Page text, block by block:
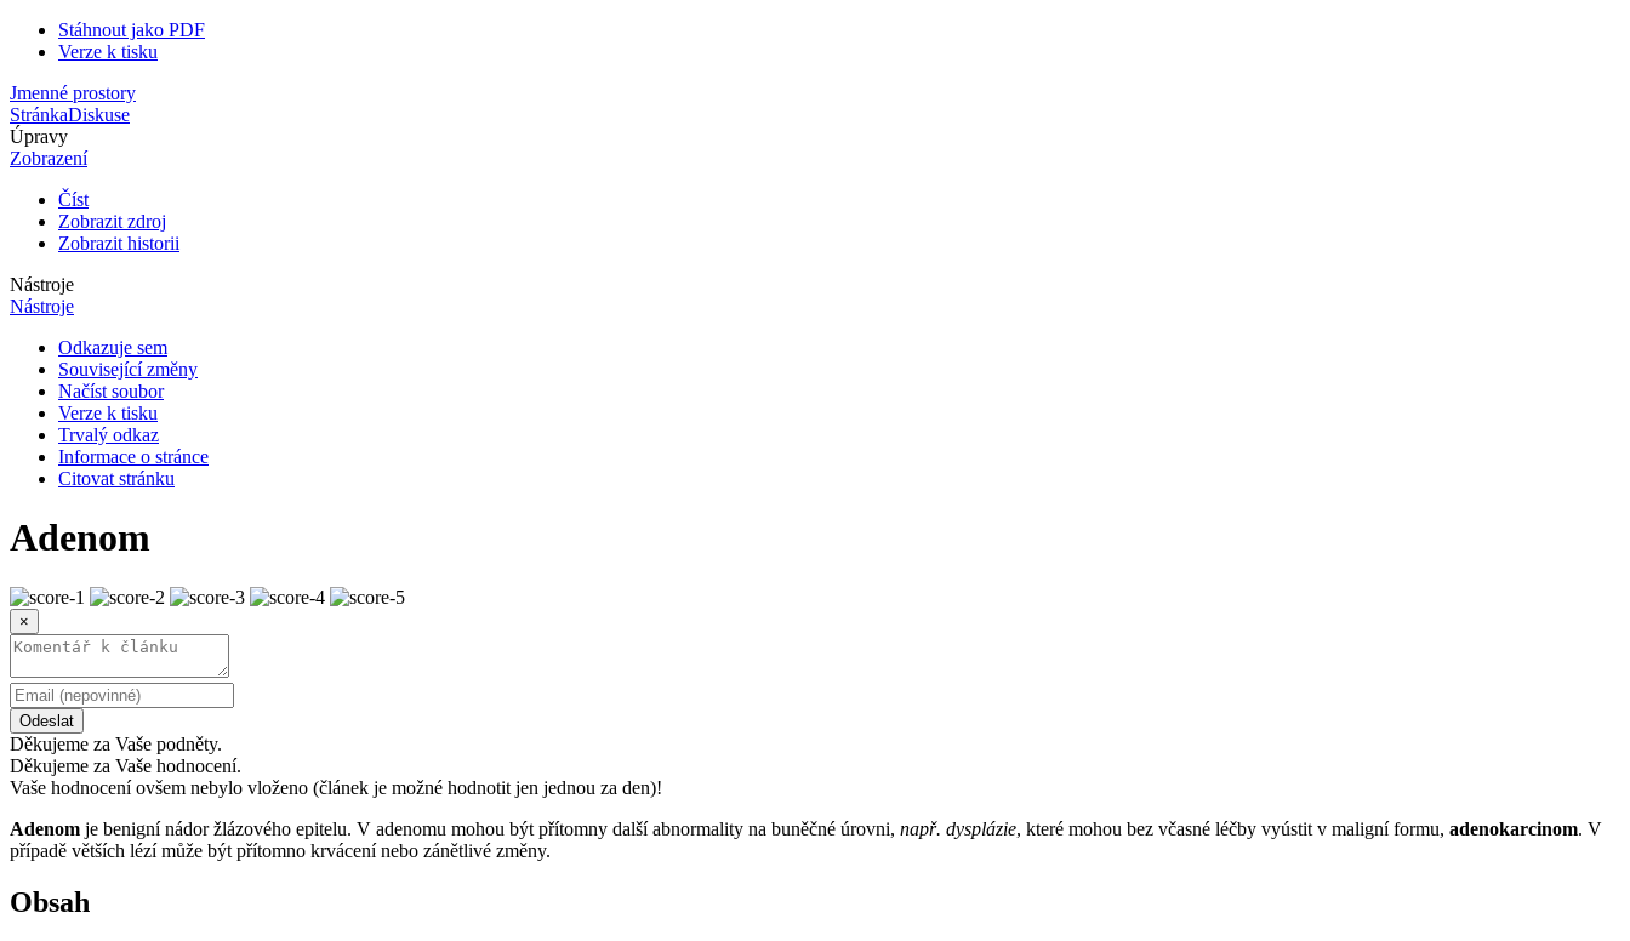
Stáhnout jako PDF
Verze k tisku
Jmenné prostory
StránkaDiskuse
Úpravy
Zobrazení
Číst
Zobrazit zdroj
Zobrazit historii
Nástroje
Nástroje
Odkazuje sem
Související změny
Načíst soubor
Verze k tisku
Trvalý odkaz
Informace o stránce
Citovat stránku
Adenom
×
Odeslat
Děkujeme za Vaše podněty.
Děkujeme za Vaše hodnocení.
Vaše hodnocení ovšem nebylo vloženo (článek je možné hodnotit jen jednou za den)!
Adenom je benigní nádor žlázového epitelu. V adenomu mohou být přítomny další abnormality na buněčné úrovni, např. dysplázie, které mohou bez včasné léčby vyústit v maligní formu, adenokarcinom. V
případě větších lézí může být přítomno krvácení nebo zánětlivé změny.
Obsah